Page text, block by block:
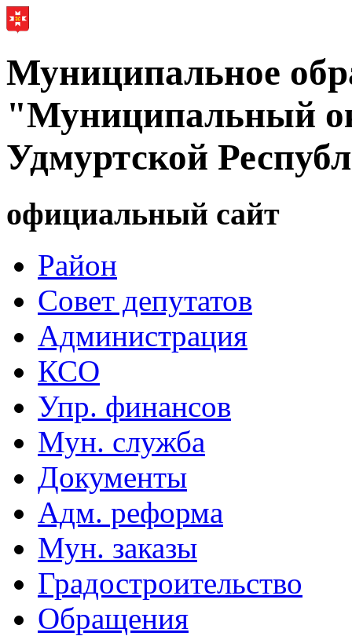
Муниципальное
"Муниципальный
Удмуртской
официальный сайт
Район
Совет депутатов
Администрация
КСО
Упр. финансов
Мун. служба
Документы
Адм. реформа
Мун. заказы
Градостроительство
Обращения